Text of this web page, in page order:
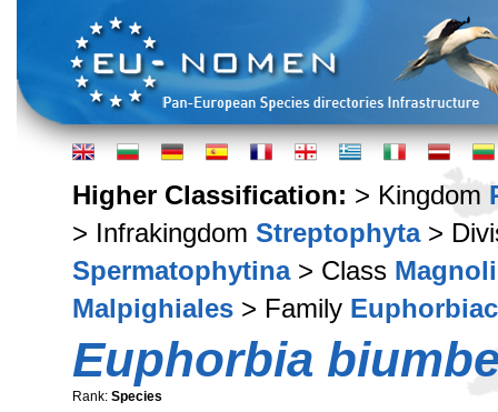
Higher Classification: > Kingdom
> Infrakingdom Streptophyta>
Spermatophytina> Class
Malpighiales > Family
Euphorbia
Rank: Species